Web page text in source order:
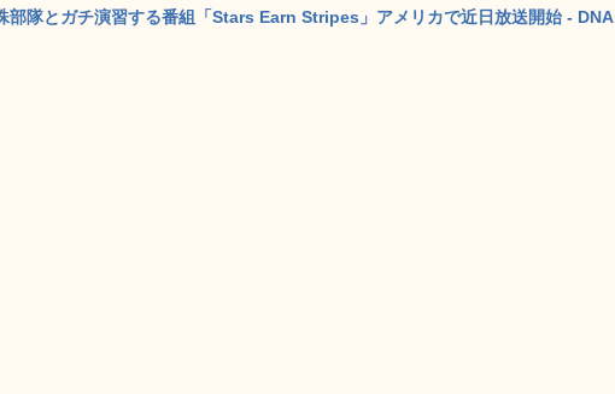
部隊とガチ演習する番組「Stars Earn Stripes」アメリカで近日放送開始 - DNA